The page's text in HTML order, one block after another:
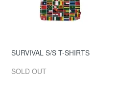
SURVIVAL S/S T-SHIRTS
SOLD OUT